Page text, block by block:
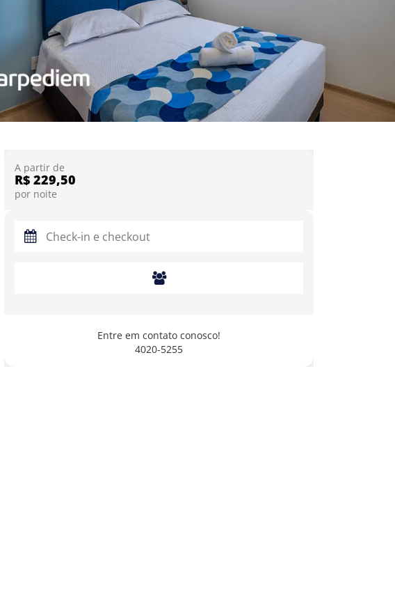
A partir de
R$ 229,50
por noite
Entre em contato conosco!
4020-5255